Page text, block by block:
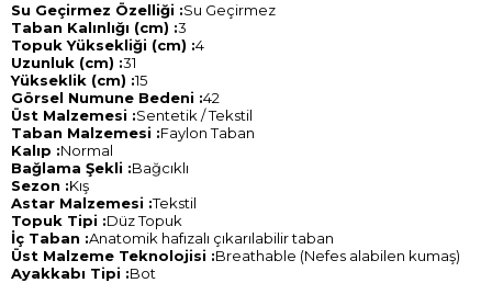
Su Geçirmez Özelliği :Su Geçirmez
Taban Kalınlığı (cm) :3
Topuk Yüksekliği (cm) :4
Uzunluk (cm) :31
Yükseklik (cm) :15
Görsel Numune Bedeni :42
Üst Malzemesi :Sentetik / Tekstil
Taban Malzemesi :Faylon Taban
Kalıp :Normal
Bağlama Şekli :Bağcıklı
Sezon :Kış
Astar Malzemesi :Tekstil
Topuk Tipi :Düz Topuk
İç Taban :Anatomik hafızalı çıkarılabilir taban
Üst Malzeme Teknolojisi :Breathable (Nefes alabilen kumaş)
Ayakkabı Tipi :Bot